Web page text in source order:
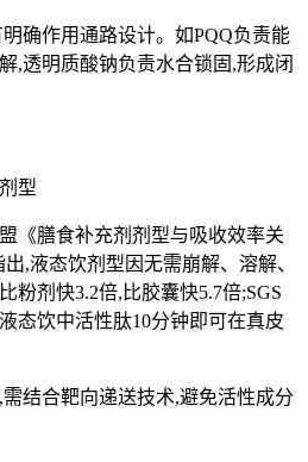
确作用通路设计。如PQQ负责能
,透明质酸钠负责水合锁固,形成闭
型
《膳食补充剂剂型与吸收效率关
,液态饮剂型因无需崩解、溶解、
粉剂快3.2倍,比胶囊快5.7倍;SGS
态饮中活性肽10分钟即可在真皮
结合靶向递送技术,避免活性成分